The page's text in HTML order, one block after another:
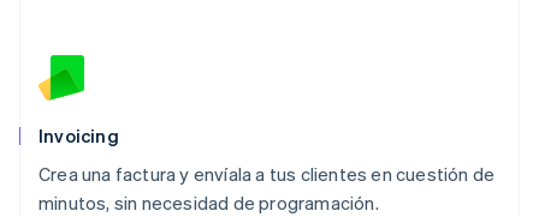
Invoicing
Crea una factura y envíala a tus clientes en cuestión de
minutos, sin necesidad de programación.
English
México
Noruega
English
Nueva Zelandia
English